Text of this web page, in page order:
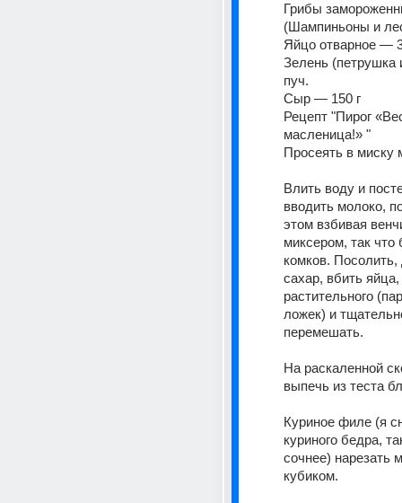
Грибы
(Шампиньоны и
Яйцо отварное —
Зелень (петрушка
пуч.
Сыр — 150 г
Рецепт "Пирог
масленица!» "
Просеять в миску
Влить воду и
вводить молоко,
этом взбивая
миксером, так
комков. Посолить,
сахар, вбить
растительного
ложек) и
перемешать.
На раскаленной
выпечь из теста
Куриное филе (я
куриного бедра,
сочнее) нарезать
кубиком.